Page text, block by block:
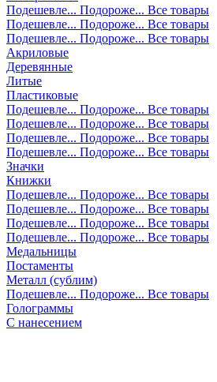
Подешевле... Подороже... Все товары
Подешевле... Подороже... Все товары
Подешевле... Подороже... Все товары
Акриловые
Деревянные
Литые
Пластиковые
Подешевле... Подороже... Все товары
Подешевле... Подороже... Все товары
Подешевле... Подороже... Все товары
Подешевле... Подороже... Все товары
Значки
Книжки
Подешевле... Подороже... Все товары
Подешевле... Подороже... Все товары
Подешевле... Подороже... Все товары
Подешевле... Подороже... Все товары
Медальницы
Постаменты
Металл (сублим)
Подешевле... Подороже... Все товары
Голограммы
С нанесением